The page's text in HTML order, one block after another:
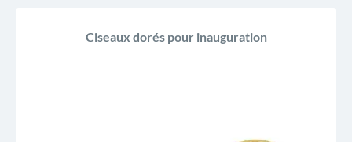
Ciseaux dorés pour inauguration